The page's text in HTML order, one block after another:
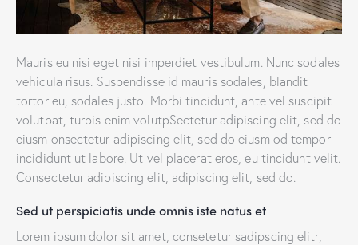
Mauris eu nisi eget nisi imperdiet vestibulum. Nunc sodales
vehicula risus. Suspendisse id mauris sodales, blandit
tortor eu, sodales justo. Morbi tincidunt, ante vel suscipit
volutpat, turpis enim volutpSectetur adipiscing elit, sed do
eiusm onsectetur adipiscing elit, sed do eiusm od tempor
incididunt ut labore. Ut vel placerat eros, eu tincidunt velit.
Consectetur adipiscing elit, adipiscing elit, sed do.
Sed ut perspiciatis unde omnis iste natus et
Lorem ipsum dolor sit amet, consetetur sadipscing elitr,